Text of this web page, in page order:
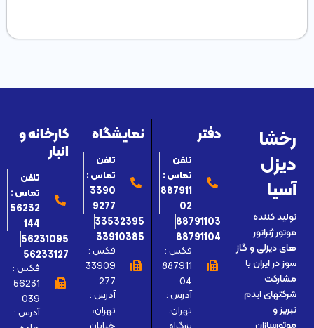
رخشا
دیزل
آسیا
تولید کننده
موتور ژنراتور
های دیزلی و گاز
سوز در ایران با
مشارکت
شرکتهای ایدم
تبریز و
دفتر
تلفن
تماس :
887911
02
88791103
88791104
فکس :
887911
04
آدرس :
تهران،
نمایشگاه
تلفن
تماس :
3390
9277
33532395
33910385
فکس :
33909
277
آدرس :
تهران،
کارخانه و
انبار
تلفن
تماس :
56232
144
56231095
56233127
فکس :
56231
039
آدرس :